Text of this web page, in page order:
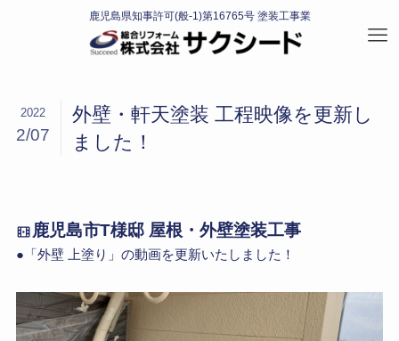
外壁・軒天塗装 工程映像を更新し
ました！
2022
2/07
鹿児島市T様邸 屋根・外壁塗装工事
●「外壁 上塗り」の動画を更新いたしました！